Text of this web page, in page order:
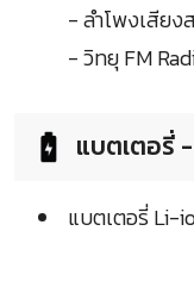
- ลำโพงเสียง
- วิทยุ FM
แบตเตอรี่
แบตเตอรี่ Li-